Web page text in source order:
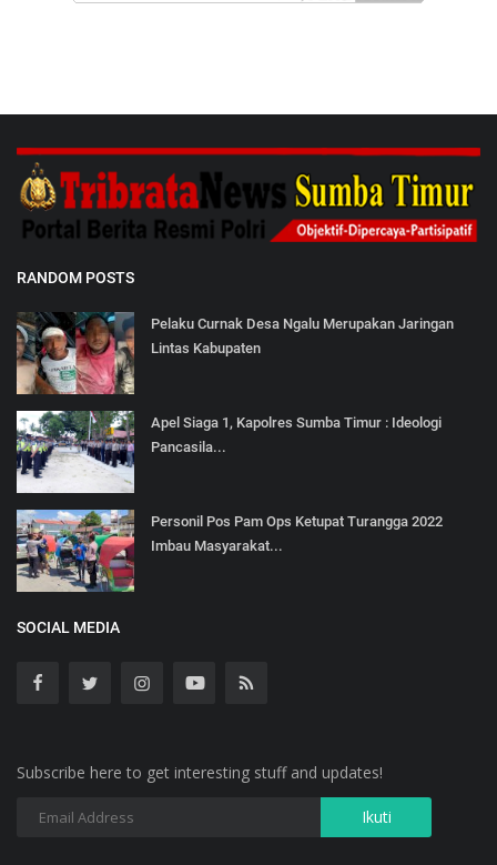
RANDOM POSTS
Pelaku Curnak Desa Ngalu Merupakan Jaringan
Lintas Kabupaten
Apel Siaga 1, Kapolres Sumba Timur : Ideologi
Pancasila...
Personil Pos Pam Ops Ketupat Turangga 2022
Imbau Masyarakat...
SOCIAL MEDIA
Subscribe here to get interesting stuff and updates!